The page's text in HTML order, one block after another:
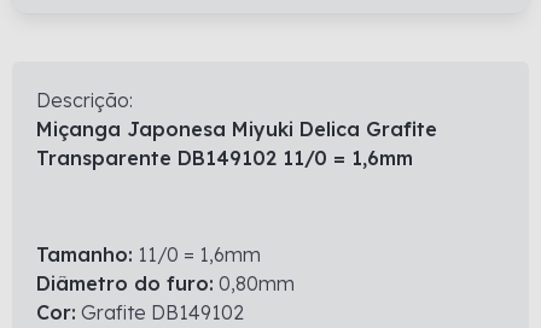
Descrição:
Miçanga Japonesa Miyuki Delica Grafite
Transparente DB149102 11/0 = 1,6mm
Tamanho: 11/0 = 1,6mm
Diâmetro do furo: 0,80mm
Cor: Grafite DB149102